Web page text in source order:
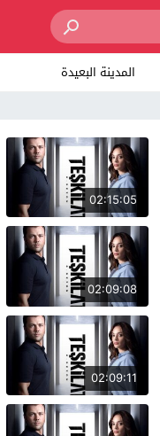
المدينة البعيدة
02:15:05
02:09:08
02:09:11